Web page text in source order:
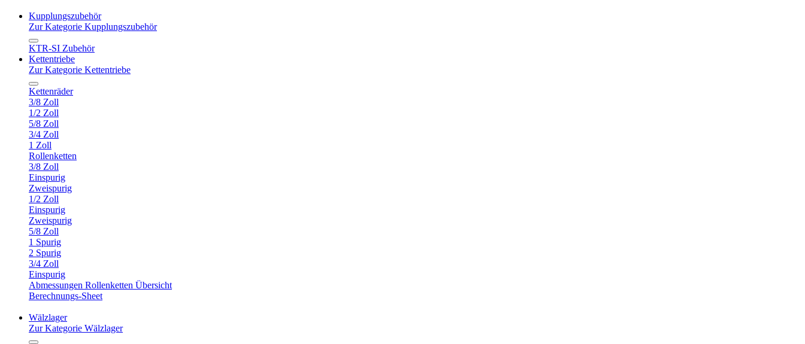
Kupplungszubehör
Zur Kategorie Kupplungszubehör
KTR-SI Zubehör
Kettentriebe
Zur Kategorie Kettentriebe
Kettenräder
3/8 Zoll
1/2 Zoll
5/8 Zoll
3/4 Zoll
1 Zoll
Rollenketten
3/8 Zoll
Einspurig
Zweispurig
1/2 Zoll
Einspurig
Zweispurig
5/8 Zoll
1 Spurig
2 Spurig
3/4 Zoll
Einspurig
Abmessungen Rollenketten Übersicht
Berechnungs-Sheet
Wälzlager
Zur Kategorie Wälzlager